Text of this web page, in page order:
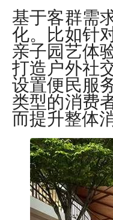
基于客群需
化。比如针
亲子园艺体
打造户外社
设置便民服
类型的消费
而提升整体